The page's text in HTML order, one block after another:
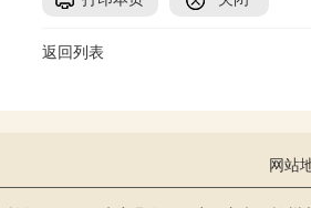
返回列表
网站